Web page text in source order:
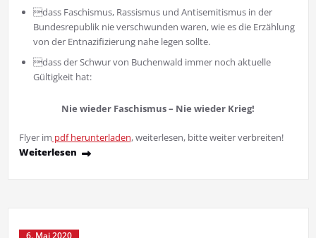
dass Faschismus, Rassismus und Antisemitismus in der
Bundesrepublik nie verschwunden waren, wie es die Erzählung
von der Entnazifizierung nahe legen sollte.
dass der Schwur von Buchenwald immer noch aktuelle
Gültigkeit hat:
Nie wieder Faschismus – Nie wieder Krieg!
Flyer im pdf herunterladen, weiterlesen, bitte weiter verbreiten!
Weiterlesen
6. Mai 2020